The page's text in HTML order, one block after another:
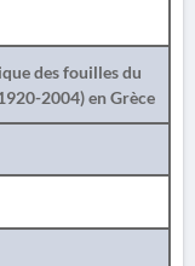
des fouilles du
2004) en Grèce